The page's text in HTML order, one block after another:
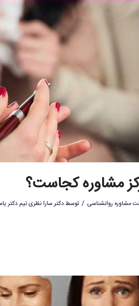
مشاوره کجاست؟
مشاوره روانشناسی / توسطدکتر سارا نظری تیم دکتر